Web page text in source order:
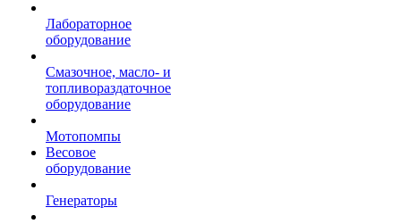
Лабораторное
оборудование
Смазочное, масло- и
топливораздаточное
оборудование
Мотопомпы
Весовое
оборудование
Генераторы